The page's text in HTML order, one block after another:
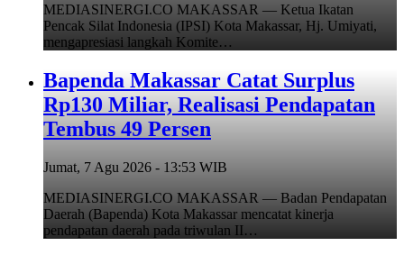
MEDIASINERGI.CO MAKASSAR — Ketua Ikatan
Pencak Silat Indonesia (IPSI) Kota Makassar, Hj. Umiyati,
mengapresiasi langkah Komite…
Bapenda Makassar Catat Surplus
Rp130 Miliar, Realisasi Pendapatan
Tembus 49 Persen
Jumat, 7 Agu 2026 - 13:53 WIB
MEDIASINERGI.CO MAKASSAR — Badan Pendapatan
Daerah (Bapenda) Kota Makassar mencatat kinerja
pendapatan daerah pada triwulan II…